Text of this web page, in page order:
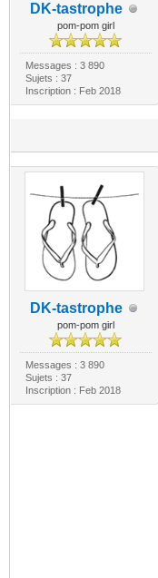
DK-tastrophe
pom-pom girl
Messages : 3 890
Sujets : 37
Inscription : Feb 2018
DK-tastrophe
pom-pom girl
Messages : 3 890
Sujets : 37
Inscription : Feb 2018